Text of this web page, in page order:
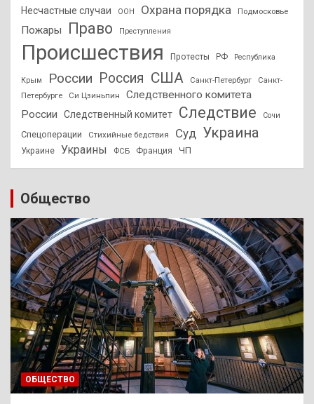
Несчастные случаи ООН Охрана порядка Подмосковье
Пожары Право Преступления
Происшествия Протесты РФ Республика
Крым России Россия США Санкт-Петербург
Санкт-
Петербурге
Си Цзиньпин
Следственного комитета
России
Следственный комитет Следствие Сочи
Спецоперации Стихийные бедствия Суд Украина
Украине Украины ФСБ Франция ЧП
Общество
ОБЩЕСТВО